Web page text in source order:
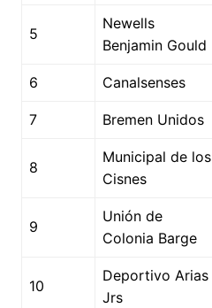
5
Newells
Benjamin Gould
6 Canalsenses
7 Bremen Unidos
8
Municipal de los
Cisnes
9
Unión de
Colonia Barge
10
Deportivo Arias
Jrs